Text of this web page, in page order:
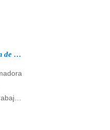
¿Qué es la máquina perfiladora y la aplicación de la máquina perfiladora?
de